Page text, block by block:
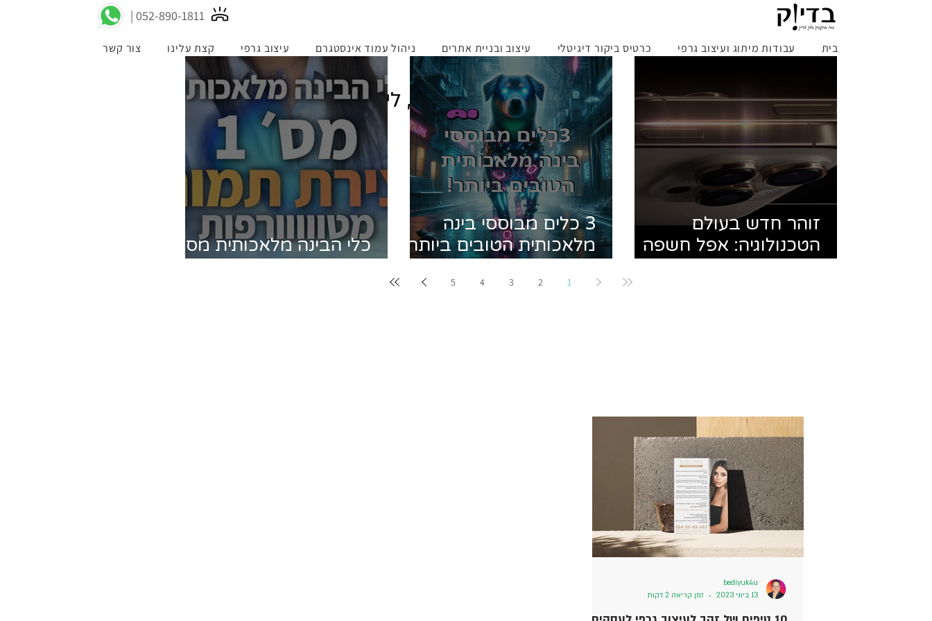
052-890-1811 |
בית עבודות מיתוג ועיצוב גרפי כרטיס ביקור דיגיטלי עיצוב ובניית אתרים ניהול עמוד אינסטגרם עיצוב גרפי קצת עלינו צור קשר
לקרוא, ללמוד, לדעת, ליישם!
זוהר חדש בעולם
הטכנולוגיה: אפל חשפה
3 כלים מבוססי בינה
מלאכותית הטובים ביותר
לכם ת'חיים
כלי הבינה מלאכותית מס'
1
2
3
4
5
bediyuk4u
13 ביוני 2023
זמן קריאה 2 דקות